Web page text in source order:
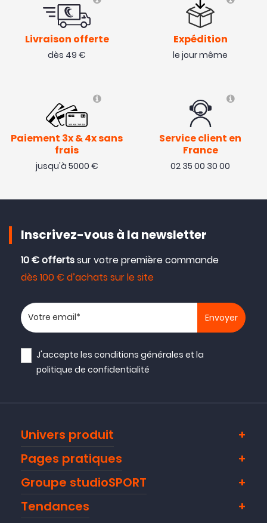
Livraison offerte
dès 49 €
Expédition
le jour même
Paiement 3x & 4x sans
frais
jusqu'à 5000 €
Service client en
France
02 35 00 30 00
Inscrivez-vous à la newsletter
10 € offertssur votre première commande
dès 100 € d’achats sur le site
Votre adresse email
J'accepte lesconditions générales et la
politique de confidentialité
Univers produit
Pages pratiques
Groupe studioSPORT
Tendances